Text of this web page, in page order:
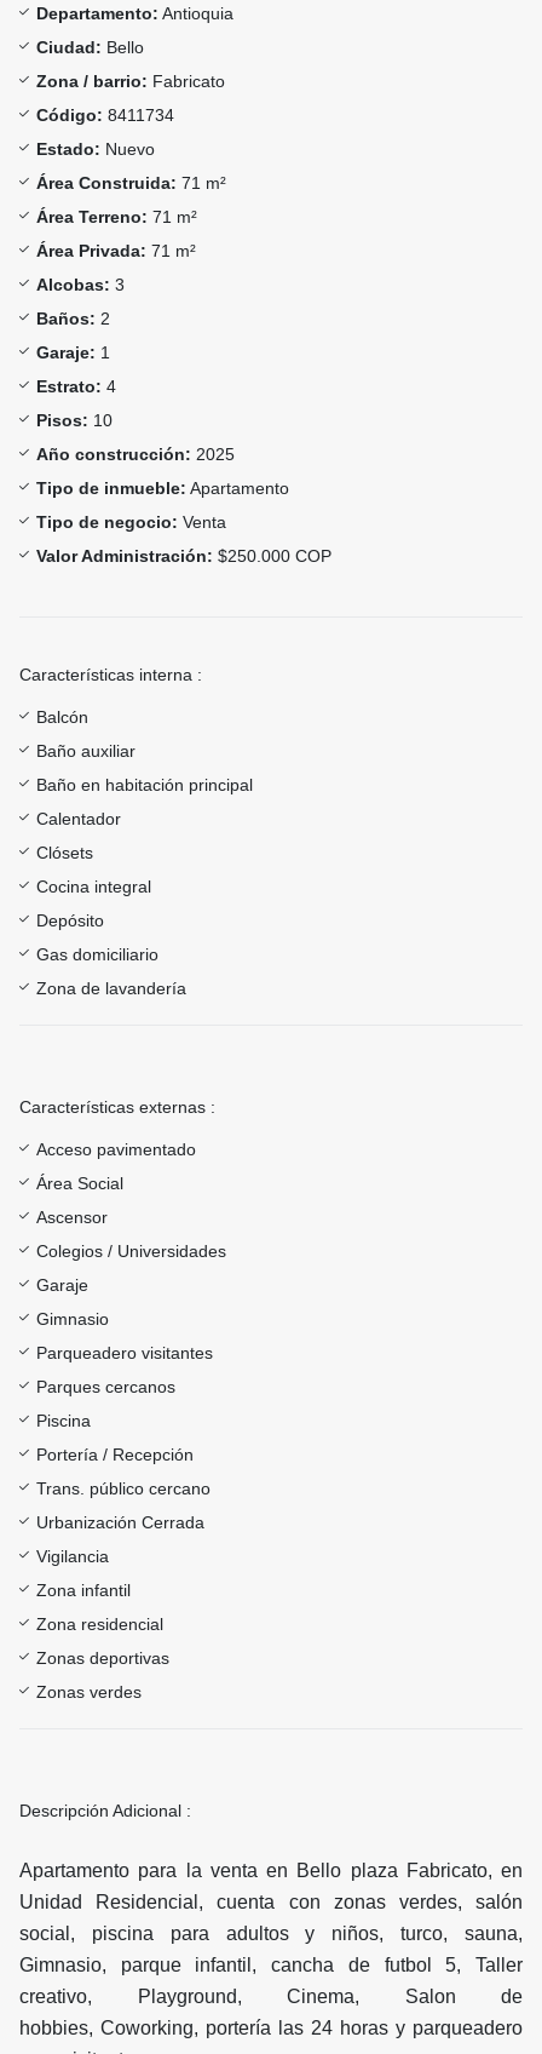
Departamento: Antioquia
Ciudad: Bello
Zona / barrio: Fabricato
Código: 8411734
Estado: Nuevo
Área Construida: 71 m²
Área Terreno: 71 m²
Área Privada: 71 m²
Alcobas: 3
Baños: 2
Garaje: 1
Estrato: 4
Pisos: 10
Año construcción: 2025
Tipo de inmueble: Apartamento
Tipo de negocio: Venta
Valor Administración: $250.000 COP
Características interna :
Balcón
Baño auxiliar
Baño en habitación principal
Calentador
Clósets
Cocina integral
Depósito
Gas domiciliario
Zona de lavandería
Características externas :
Acceso pavimentado
Área Social
Ascensor
Colegios / Universidades
Garaje
Gimnasio
Parqueadero visitantes
Parques cercanos
Piscina
Portería / Recepción
Trans. público cercano
Urbanización Cerrada
Vigilancia
Zona infantil
Zona residencial
Zonas deportivas
Zonas verdes
Descripción Adicional :
Apartamento para la venta en Bello plaza Fabricato, en
Unidad Residencial, cuenta con zonas verdes, salón
social, piscina para adultos y niños, turco, sauna,
Gimnasio, parque infantil, cancha de futbol 5, Taller
creativo, Playground, Cinema, Salon de
hobbies, Coworking, portería las 24 horas y parqueadero